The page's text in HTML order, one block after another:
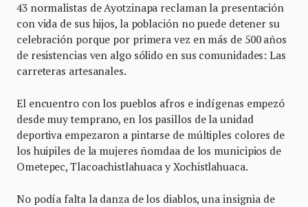
43 normalistas de Ayotzinapa reclaman la presentación
con vida de sus hijos, la población no puede detener su
celebración porque por primera vez en más de 500 años
de resistencias ven algo sólido en sus comunidades: Las
carreteras artesanales.
El encuentro con los pueblos afros e indígenas empezó
desde muy temprano, en los pasillos de la unidad
deportiva empezaron a pintarse de múltiples colores de
los huipiles de la mujeres ñomdaa de los municipios de
Ometepec, Tlacoachistlahuaca y Xochistlahuaca.
No podía falta la danza de los diablos, una insignia de